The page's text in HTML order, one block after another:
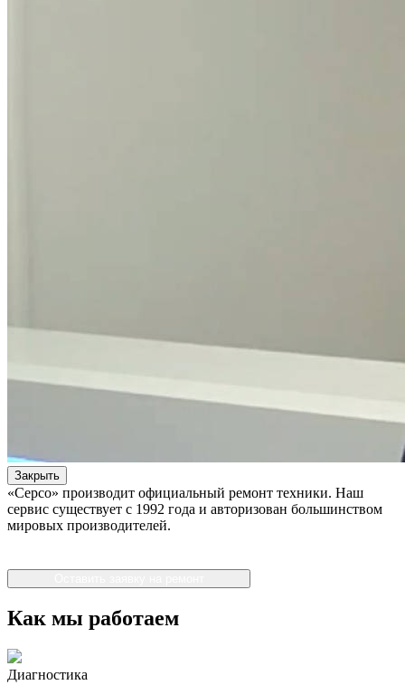
Закрыть
«Серсо» производит официальный ремонт техники. Наш
сервис существует с 1992 года и авторизован большинством
мировых производителей.
Как мы работаем
Диагностика